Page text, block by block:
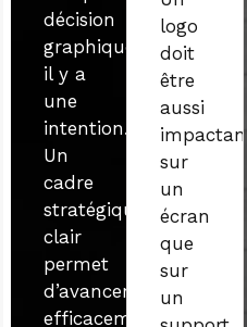
décision
graphique,
il y a
une
intention.
Un
cadre
stratégique
clair
permet
d’avancer
efficacement
logo
doit
être
aussi
impactant
sur
un
écran
que
sur
un